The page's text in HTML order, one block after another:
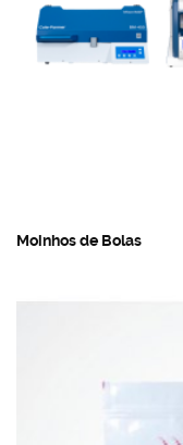
Moinhos de Bolas